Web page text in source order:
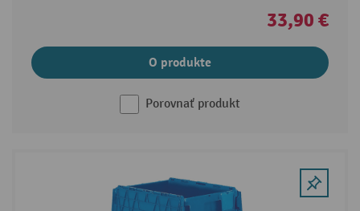
33,90 €
O produkte
Porovnať produkt